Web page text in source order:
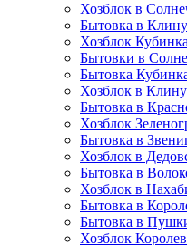
Хозблок в
Бытовка в Клину
Хозблок Кубинка
Бытовки в
Бытовка
Хозблок в Клину
Бытовка в
Хозблок
Бытовка в
Хозблок в
Бытовка в
Хозблок в
Бытовка в
Бытовкa в
Хозблок Королев